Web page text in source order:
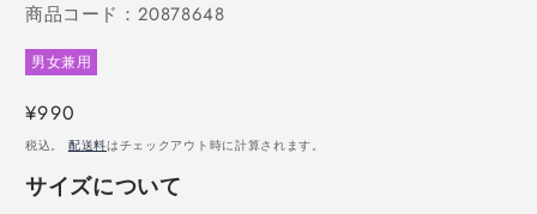
デ
ア
(1)
開
く
商品コード：20878648
男女兼用
通
常
価
格
¥990
税込。 配送料はチェックアウト時に計算されます。
サイズについて